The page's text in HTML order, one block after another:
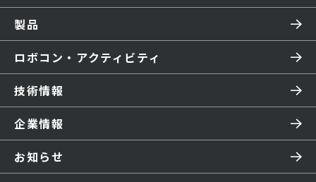
製品
ロボコン・アクティビティ
技術情報
企業情報
お知らせ